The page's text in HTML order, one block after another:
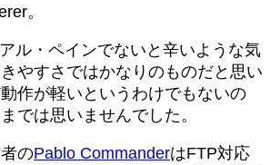
ル・ペインでないと辛いような気
やすさではかなりのものだと思い
作が軽いというわけでもないの
では思いませんでした。
のPablo CommanderはFTP対応